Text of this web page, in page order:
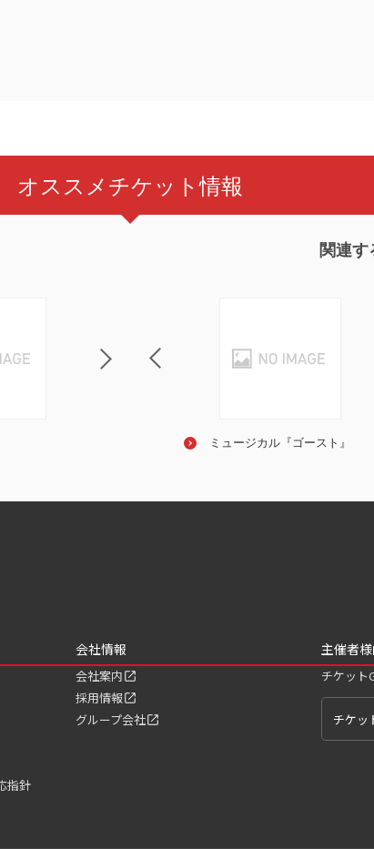
オススメチケット情報
オーケストラ
関連す
ミュージカル『ゴースト』
指針
会社情報
会社案内
採用情報
グループ会社
主催者
チケット
チケッ